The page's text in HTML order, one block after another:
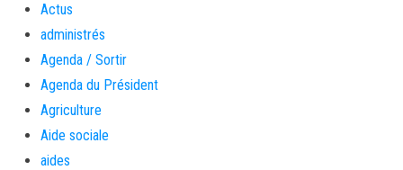
Actus
administrés
Agenda / Sortir
Agenda du Président
Agriculture
Aide sociale
aides